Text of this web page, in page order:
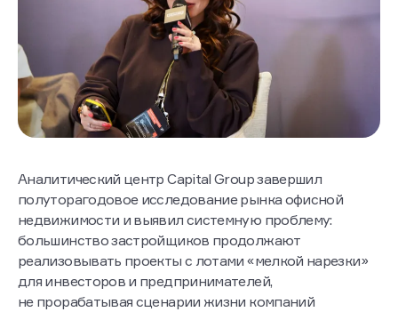
Аналитический центр Capital Group завершил
полуторагодовое исследование рынка офисной
недвижимости и выявил системную проблему:
большинство застройщиков продолжают
реализовывать проекты с лотами «мелкой нарезки»
для инвесторов и предпринимателей,
не прорабатывая сценарии жизни компаний